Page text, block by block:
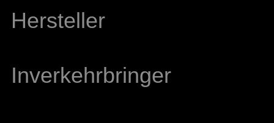
Hersteller
Inverkehrbringer